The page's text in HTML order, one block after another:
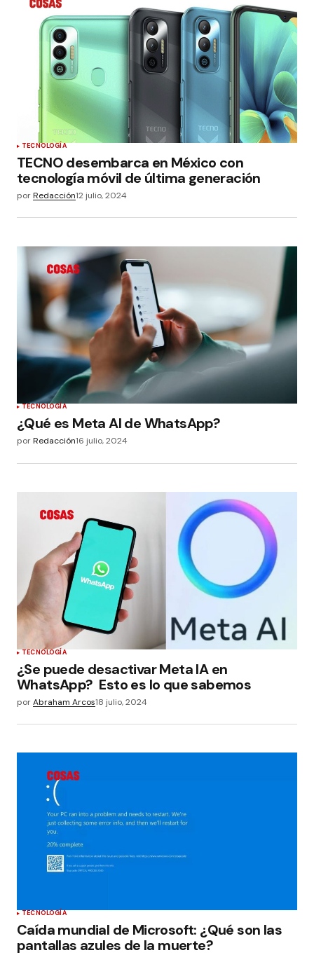
TECNOLOGÍA
TECNO desembarca en México con
tecnología móvil de última generación
porRedacción12 julio, 2024
TECNOLOGÍA
¿Qué es Meta AI de WhatsApp?
porRedacción16 julio, 2024
TECNOLOGÍA
¿Se puede desactivar Meta IA en
WhatsApp? Esto es lo que sabemos
porAbraham Arcos18 julio, 2024
TECNOLOGÍA
Caída mundial de Microsoft: ¿Qué son las
pantallas azules de la muerte?